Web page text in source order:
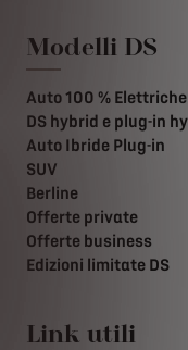
Modelli DS
Auto 100 % Elettriche
DS hybrid e plug-in
Auto Ibride Plug-in
SUV
Berline
Offerte private
Offerte business
Edizioni limitate DS
Link utili